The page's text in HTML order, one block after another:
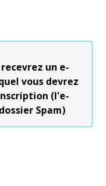
un e-
vous devrez
(l'e-
Spam)